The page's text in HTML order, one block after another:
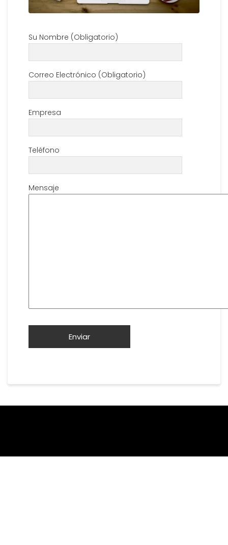
Su Nombre (Obligatorio)
Correo Electrónico (Obligatorio)
Empresa
Teléfono
Mensaje